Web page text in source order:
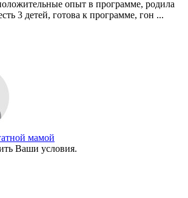
опыт в программе, родила
3 детей, готова к программе, гон ...
мамой
Ваши условия.